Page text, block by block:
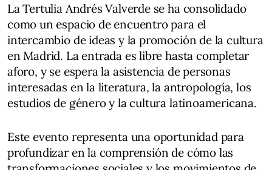
La Tertulia Andrés Valverde se ha consolidado
como un espacio de encuentro para el
intercambio de ideas y la promoción de la cultura
en Madrid. La entrada es libre hasta completar
aforo, y se espera la asistencia de personas
interesadas en la literatura, la antropología, los
estudios de género y la cultura latinoamericana.
Este evento representa una oportunidad para
profundizar en la comprensión de cómo las